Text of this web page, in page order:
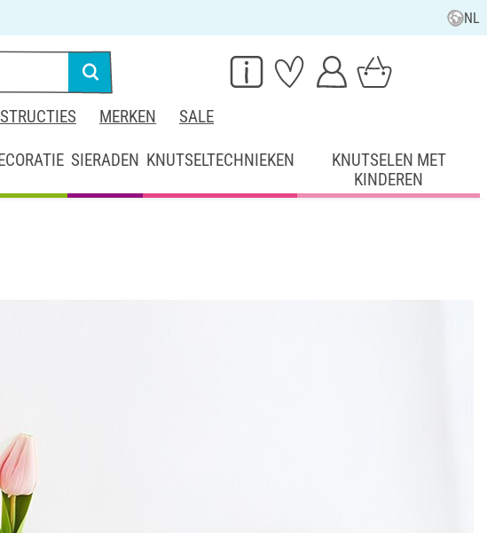
NL
MERKEN SALE
SIERADEN KNUTSELTECHNIEKEN
KNUTSELEN MET
KINDEREN